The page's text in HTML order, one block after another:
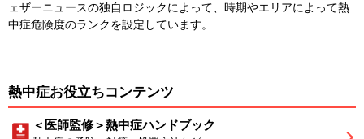
ェザーニュースの独自ロジックによって、時期やエリアによって熱
中症危険度のランクを設定しています。
熱中症お役立ちコンテンツ
＜医師監修＞熱中症ハンドブック